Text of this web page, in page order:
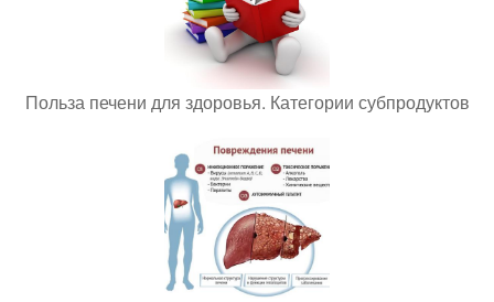
Польза печени для здоровья. Категории субпродуктов